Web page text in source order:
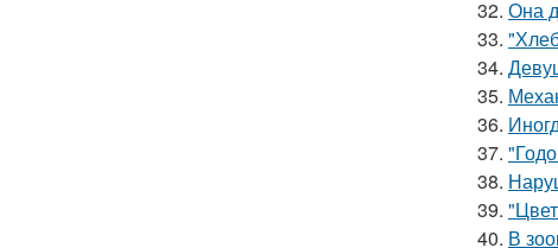
32. Она
33.
34.
35.
36.
37.
38.
39.
40. В